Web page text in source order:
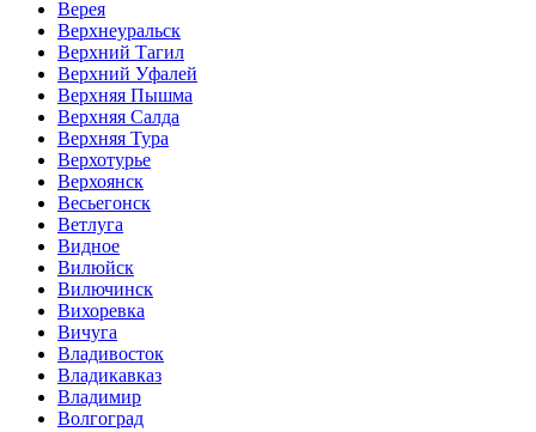
Верея
Верхнеуральск
Верхний Тагил
Верхний Уфалей
Верхняя Пышма
Верхняя Салда
Верхняя Тура
Верхотурье
Верхоянск
Весьегонск
Ветлуга
Видное
Вилюйск
Вилючинск
Вихоревка
Вичуга
Владивосток
Владикавказ
Владимир
Волгоград